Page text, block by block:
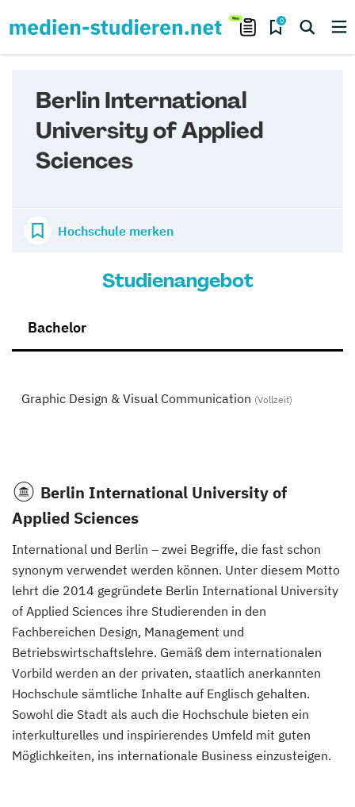
0
Berlin International
University of Applied
Sciences
Hochschule merken
Studienangebot
Bachelor
Graphic Design & Visual Communication (Vollzeit)
Berlin International University of
Applied Sciences
International und Berlin – zwei Begriffe, die fast schon
synonym verwendet werden können. Unter diesem Motto
lehrt die 2014 gegründete Berlin International University
of Applied Sciences ihre Studierenden in den
Fachbereichen Design, Management und
Betriebswirtschaftslehre. Gemäß dem internationalen
Vorbild werden an der privaten, staatlich anerkannten
Hochschule sämtliche Inhalte auf Englisch gehalten.
Sowohl die Stadt als auch die Hochschule bieten ein
interkulturelles und inspirierendes Umfeld mit guten
Möglichkeiten, ins internationale Business einzusteigen.